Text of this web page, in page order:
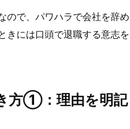
ので、パワハラで会社を辞め
きには口頭で退職する意志を
方①：理由を明記